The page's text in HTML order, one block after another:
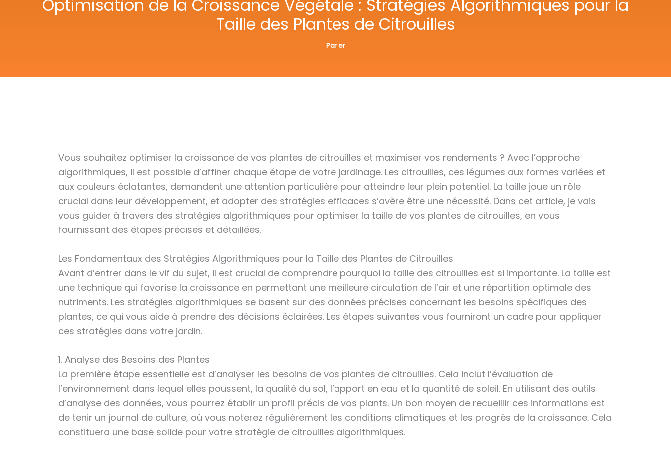
Optimisation de la Croissance Végétale : Stratégies Algorithmiques pour la
Taille des Plantes de Citrouilles
Parer
Vous souhaitez optimiser la croissance de vos plantes de citrouilles et maximiser vos rendements ? Avec l’approche
algorithmiques, il est possible d’affiner chaque étape de votre jardinage. Les citrouilles, ces légumes aux formes variées et
aux couleurs éclatantes, demandent une attention particulière pour atteindre leur plein potentiel. La taille joue un rôle
crucial dans leur développement, et adopter des stratégies efficaces s’avère être une nécessité. Dans cet article, je vais
vous guider à travers des stratégies algorithmiques pour optimiser la taille de vos plantes de citrouilles, en vous
fournissant des étapes précises et détaillées.
Les Fondamentaux des Stratégies Algorithmiques pour la Taille des Plantes de Citrouilles
Avant d’entrer dans le vif du sujet, il est crucial de comprendre pourquoi la taille des citrouilles est si importante. La taille est
une technique qui favorise la croissance en permettant une meilleure circulation de l’air et une répartition optimale des
nutriments. Les stratégies algorithmiques se basent sur des données précises concernant les besoins spécifiques des
plantes, ce qui vous aide à prendre des décisions éclairées. Les étapes suivantes vous fourniront un cadre pour appliquer
ces stratégies dans votre jardin.
1. Analyse des Besoins des Plantes
La première étape essentielle est d’analyser les besoins de vos plantes de citrouilles. Cela inclut l’évaluation de
l’environnement dans lequel elles poussent, la qualité du sol, l’apport en eau et la quantité de soleil. En utilisant des outils
d’analyse des données, vous pourrez établir un profil précis de vos plants. Un bon moyen de recueillir ces informations est
de tenir un journal de culture, où vous noterez régulièrement les conditions climatiques et les progrès de la croissance. Cela
constituera une base solide pour votre stratégie de citrouilles algorithmiques.